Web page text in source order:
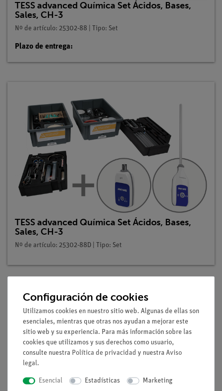
TESS advanced Química Set Ácidos, Bases,
Sales, CH-3
Nº de artículo: 25302-88 | Tipo: Set
Plazo de entrega:
TESS advanced Química Set Ácidos, Bases,
Sales, CH-3
Nº de artículo: 25302-88D | Tipo: Set
Descripción
Principio
Para determinar el pH (acidez o alcalinidad) de una solución
acuosa se pueden utilizar medidores de pH o indicadores.
Cuando se utilizan indicadores, los más conocidos son la
fenolftaleína o el tornasol. También se pueden extraer
Configuración de cookies
Utilizamos cookies en nuestro sitio web. Algunas de ellas son
esenciales, mientras que otras nos ayudan a mejorar este
sitio web y su experiencia. Para más información sobre las
cookies que utilizamos y sus derechos como usuario,
consulte nuestra Política de privacidad y nuestra Aviso
legal.
Esencial Estadísticas Marketing